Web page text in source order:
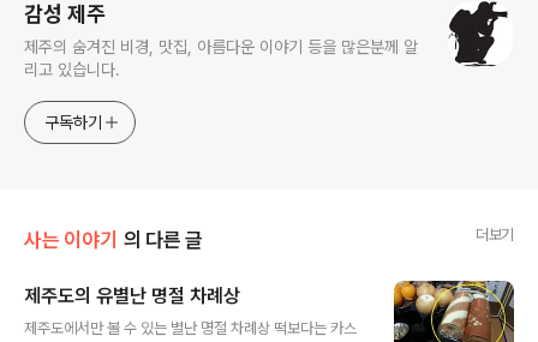
감성 제주
제주의 숨겨진 비경, 맛집, 아름다운 이야기 등을 많은분께 알
리고 있습니다.
구독하기
사는 이야기 의 다른 글 더보기
제주도의 유별난 명절 차례상
제주도에서만 볼 수 있는 별난 명절 차례상 떡보다는 카스